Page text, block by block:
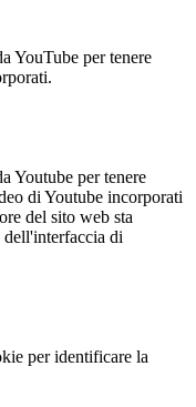
YouTube per tenere
Youtube per tenere
di Youtube incorporati
del sito web sta
di
per identificare la